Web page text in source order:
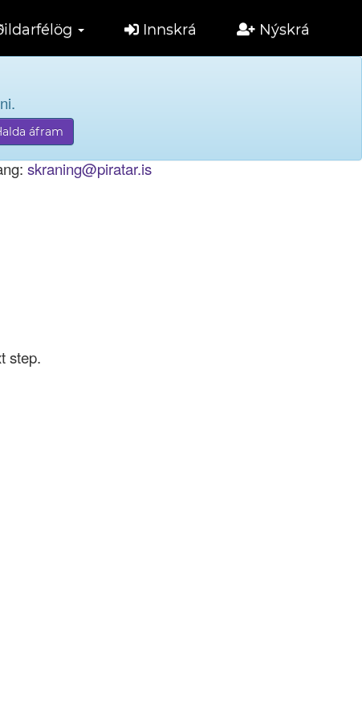
Innskrá Nýskrá
til innskráningar.
skraning@piratar.is
step.